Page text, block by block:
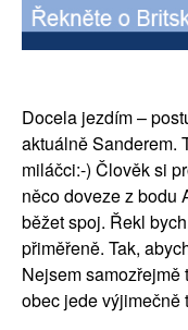
Docela jezdím –
aktuálně Sanderem.
miláčci:-) Člověk si
něco doveze z bodu
běžet spoj. Řekl
přiměřeně. Tak,
Nejsem samozřejmě
obec jede výjimečně